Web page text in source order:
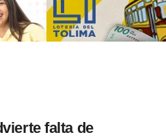
falta de